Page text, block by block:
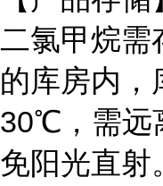
二氯甲烷需
的库房内，
30℃，需远
免阳光直射